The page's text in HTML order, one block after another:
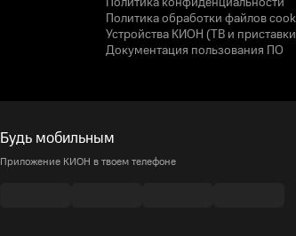
Политика обработки файлов
Устройства КИОН (ТВ и
Документация пользования ПО
Будь мобильным
Приложение КИОН в твоем телефоне